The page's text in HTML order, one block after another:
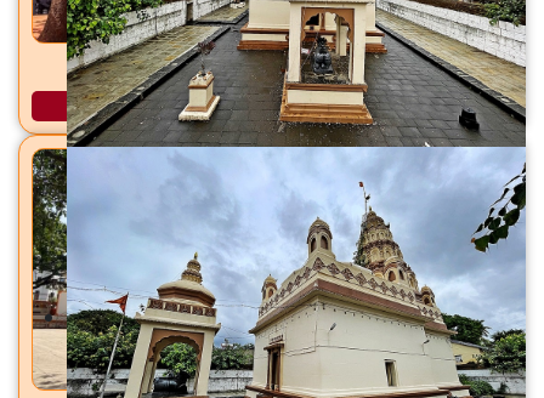
शिरकाई देवी मंदिर शिरकोली, ता. वेल्हे (राजगड), जि. पुणे
अधिक माहिती